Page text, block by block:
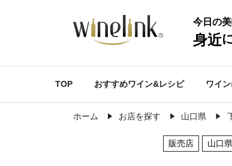
今日の
身近
TOP おすすめワイン&レシピ ワイ
ホーム お店を探す 山口県
販売店 山口県